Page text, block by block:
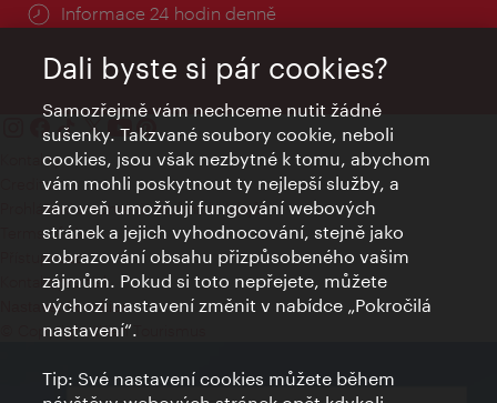
Informace 24 hodin denně
Kontakty
Credits
Prohlášení o ochraně osobních údajů
Terms of Use
Přístupnost
Kontakt pro tisk
Nastavení cookies
© Copyright Wien Tourismus
Dali byste si pár cookies?
Samozřejmě vám nechceme nutit žádné
sušenky. Takzvané soubory cookie, neboli
cookies, jsou však nezbytné k tomu, abychom
vám mohli poskytnout ty nejlepší služby, a
zároveň umožňují fungování webových
stránek a jejich vyhodnocování, stejně jako
zobrazování obsahu přizpůsobeného vašim
zájmům. Pokud si toto nepřejete, můžete
výchozí nastavení změnit v nabídce „Pokročilá
nastavení“.
Tip: Své nastavení cookies můžete během